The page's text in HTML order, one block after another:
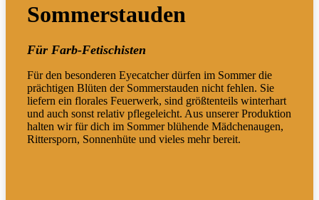
Sommerstauden
Für Farb-Fetischisten
Für den besonderen Eyecatcher dürfen im Sommer die
prächtigen Blüten der Sommerstauden nicht fehlen. Sie
liefern ein florales Feuerwerk, sind größtenteils winterhart
und auch sonst relativ pflegeleicht. Aus unserer Produktion
halten wir für dich im Sommer blühende Mädchenaugen,
Rittersporn, Sonnenhüte und vieles mehr bereit.